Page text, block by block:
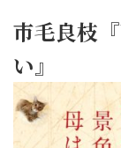
市毛良枝
い』